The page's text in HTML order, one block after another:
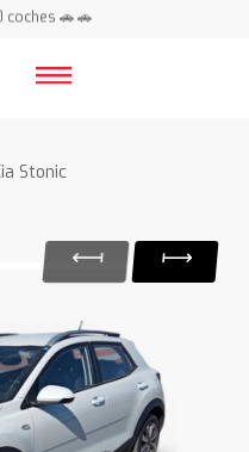
coches 🚗 🚗
Stonic